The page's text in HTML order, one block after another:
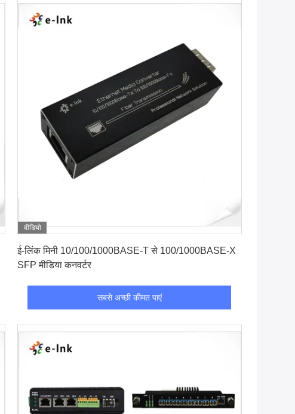
वीडियो
ई-लिंक मिनी 10/100/1000BASE-T से 100/1000BASE-X
SFP मीडिया कनवर्टर
सबसे अच्छी कीमत पाएं